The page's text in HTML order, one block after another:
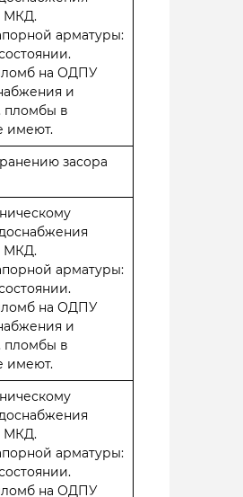
МКД.
арматуры:
на ОДПУ
и
пломбы в
имеют.
засора
МКД.
арматуры:
на ОДПУ
и
пломбы в
имеют.
МКД.
арматуры:
на ОДПУ